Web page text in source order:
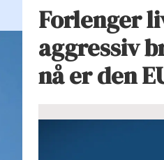
Forlenger
aggressiv
nå er den